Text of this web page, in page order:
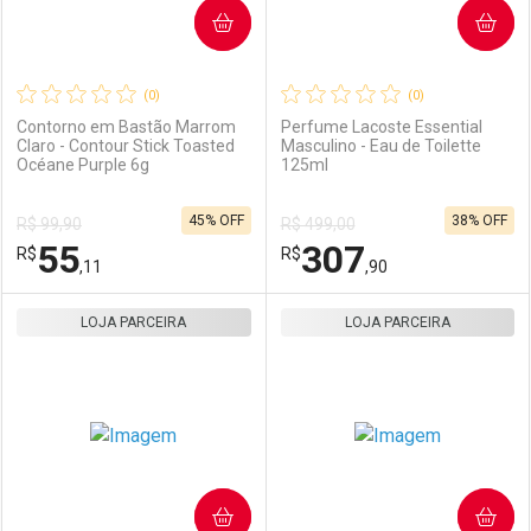
Ativar Desconto
Comprar sem Desconto
Por R$ 106,90/cada
Comprar sem Desconto
Por R$ 106,90/cada
Comprar sem Desconto
Por R$ 119,90/cada
Comprar sem Desconto
Por R$ 119,90/cada
(0)
Contorno em Bastão Marrom
Claro - Contour Stick Toasted
Océane Purple 6g
R$ 99,90
R$55,11
45% OFF
COMPRAR
(0)
Perfume Lacoste Essential
Masculino - Eau de Toilette
125ml
R$ 499,00
R$307,90
38% OFF
COMPRAR
LOJA PARCEIRA
COMPRAR
LOJA PARCEIRA
COMPRAR